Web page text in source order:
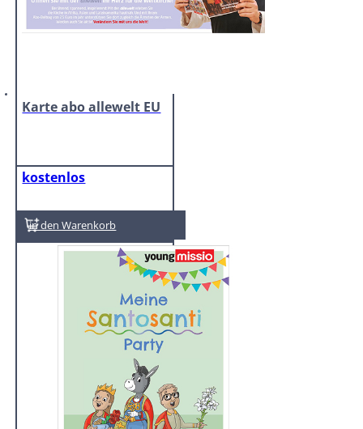
Karte abo allewelt EU
kostenlos
In den Warenkorb